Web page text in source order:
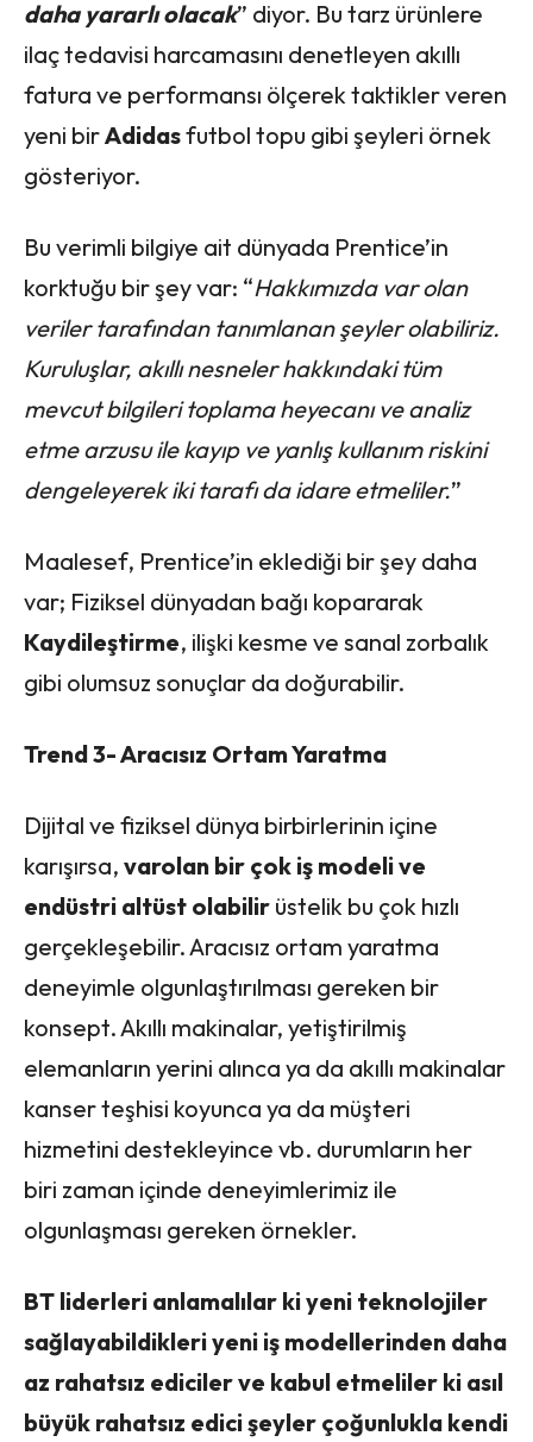
daha yararlı olacak” diyor. Bu tarz ürünlere
ilaç tedavisi harcamasını denetleyen akıllı
fatura ve performansı ölçerek taktikler veren
yeni birAdidasfutbol topu gibi şeyleri örnek
gösteriyor.
Bu verimli bilgiye ait dünyada Prentice’in
korktuğu bir şey var: “Hakkımızda var olan
veriler tarafından tanımlanan şeyler olabiliriz.
Kuruluşlar, akıllı nesneler hakkındaki tüm
mevcut bilgileri toplama heyecanı ve analiz
etme arzusu ile kayıp ve yanlış kullanım riskini
dengeleyerek iki tarafı da idare etmeliler.”
Maalesef, Prentice’in eklediği bir şey daha
var; Fiziksel dünyadan bağı kopararak
Kaydileştirme, ilişki kesme ve sanal zorbalık
gibi olumsuz sonuçlar da doğurabilir.
Trend 3- Aracısız Ortam Yaratma
Dijital ve fiziksel dünya birbirlerinin içine
karışırsa, varolan bir çok iş modeli ve
endüstri altüst olabilir üstelik bu çok hızlı
gerçekleşebilir. Aracısız ortam yaratma
deneyimle olgunlaştırılması gereken bir
konsept. Akıllı makinalar, yetiştirilmiş
elemanların yerini alınca ya da akıllı makinalar
kanser teşhisi koyunca ya da müşteri
hizmetini destekleyince vb. durumların her
biri zaman içinde deneyimlerimiz ile
olgunlaşması gereken örnekler.
BT liderleri anlamalılar ki yeni teknolojiler
sağlayabildikleri yeni iş modellerinden daha
az rahatsız ediciler ve kabul etmeliler ki asıl
büyük rahatsız edici şeyler çoğunlukla kendi